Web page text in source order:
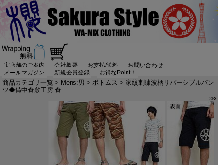
実店舗のご案内 会社概要 お支払/送料
お問い合わせ
メールマガジン
新規会員登録 お得なPoint！
商品カテゴリ一覧 > Mens:男 > ボトムス > 家紋刺繍波柄リバーシブルパン
ツ◆備中倉敷工房 倉